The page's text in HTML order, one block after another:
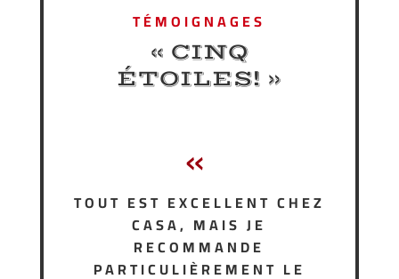
TÉMOIGNAGES
« CINQ
ÉTOILES! »
«
TOUT EST EXCELLENT CHEZ
CASA, MAIS JE
RECOMMANDE
PARTICULIÈREMENT LE